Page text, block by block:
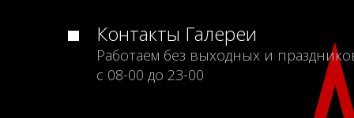
Контакты Галереи
Работаем без выходных и
с 08-00 до 23-00